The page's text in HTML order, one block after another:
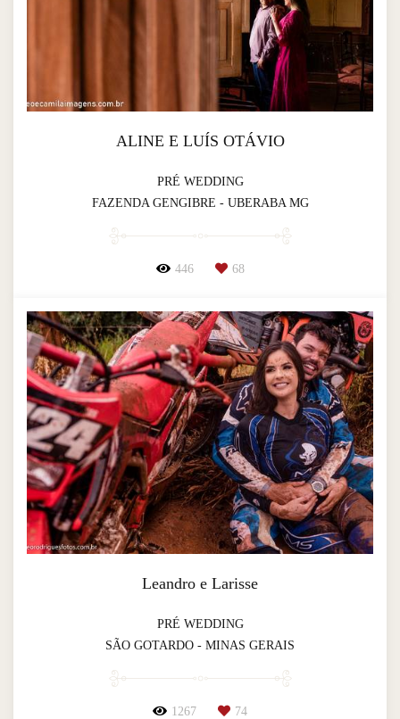
ALINE E LUÍS OTÁVIO
PRÉ WEDDING
FAZENDA GENGIBRE - UBERABA MG
446 68
Leandro e Larisse
PRÉ WEDDING
SÃO GOTARDO - MINAS GERAIS
1267 74